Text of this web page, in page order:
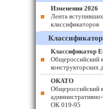
Изменения 2026
Лента
классификаторов
Классификатор
Общероссийский
ОКАТО
Общероссийский
ОК 019-95